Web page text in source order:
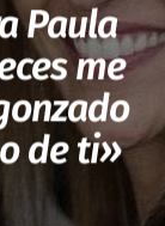
Paula
me
de ti»